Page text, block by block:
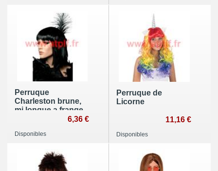
Perruque
Charleston brune,
mi longue a frange
6,36 €
Disponibles
Perruque de
Licorne
11,16 €
Disponibles